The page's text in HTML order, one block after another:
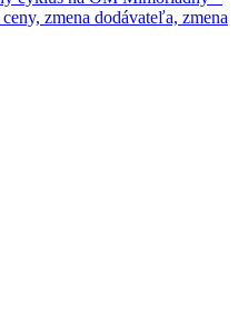
zmena dodávateľa, zmena